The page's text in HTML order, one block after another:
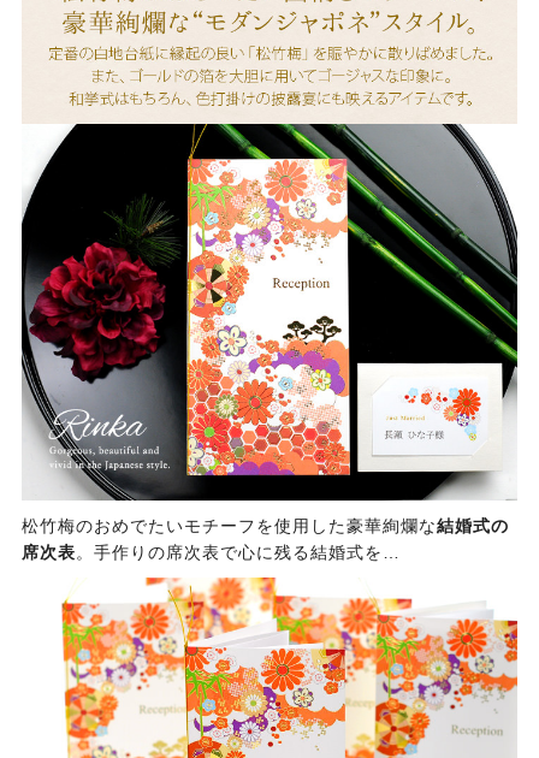
松竹梅のおめでたいモチーフを使用した豪華絢爛な結婚式の
席次表。手作りの席次表で心に残る結婚式を…